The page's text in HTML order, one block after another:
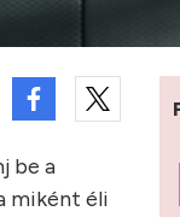
be a
miként éli